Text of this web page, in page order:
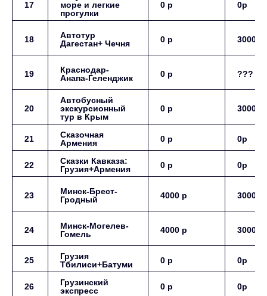
17
море и легкие
прогулки
0 р 0р
18
Автотур
Дагестан+ Чечня
0 р 3000 р
19
Краснодар-
Анапа-Геленджик
0 р ???
20
Автобусный
экскурсионный
тур в Крым
0 р 3000 р
21
Сказочная
Армения
0 р 0р
22
Сказки Кавказа:
Грузия+Армения
0 р 0р
23
Минск-Брест-
Гродный
4000 р 3000 р
24
Минск-Могелев-
Гомель
4000 р 3000 р
25
Грузия
Тбилиси+Батуми
0 р 0р
26
Грузинский
экспресс
0 р 0р